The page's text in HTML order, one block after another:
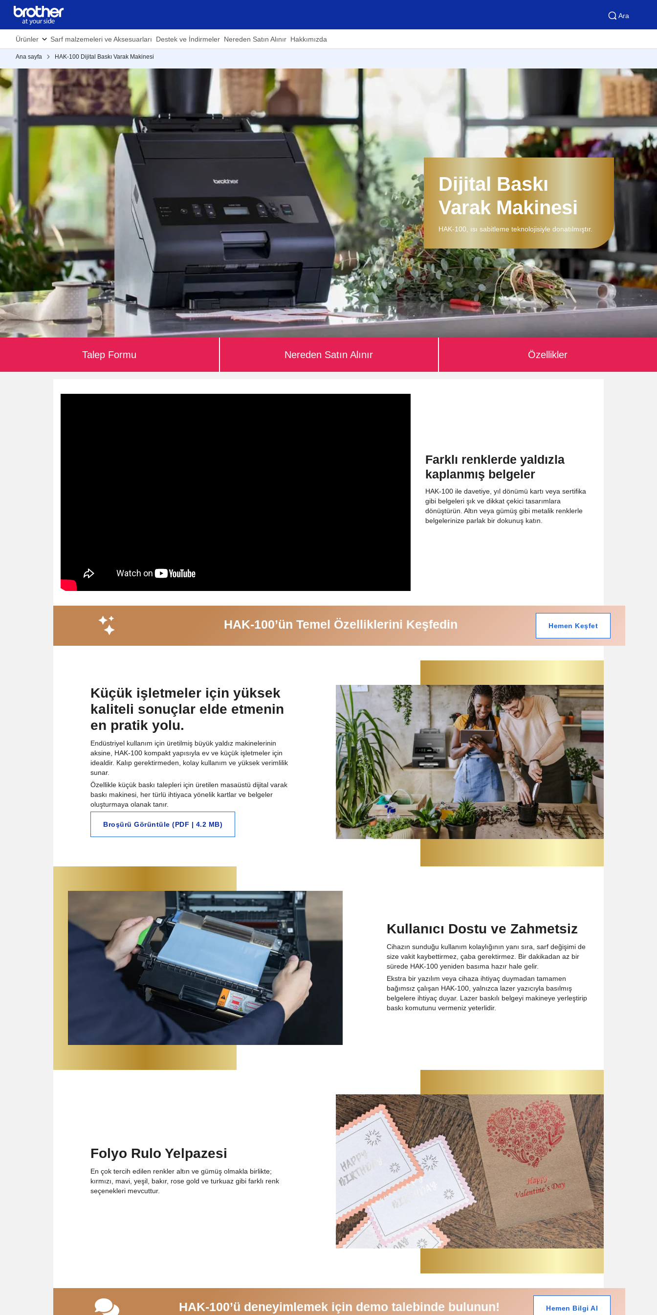
Ara
Ürünler Sarf malzemeleri ve Aksesuarları Destek ve İndirmeler Nereden Satın Alınır Hakkımızda
Ana sayfa HAK-100 Dijital Baskı Varak Makinesi
Dijital Baskı
Varak Makinesi
HAK-100, ısı sabitleme teknolojisiyle donatılmıştır.
Talep Formu Nereden Satın Alınır Özellikler
Farklı renklerde yaldızla
kaplanmış belgeler
HAK-100 ile davetiye, yıl dönümü kartı veya sertifika
gibi belgeleri şık ve dikkat çekici tasarımlara
dönüştürün. Altın veya gümüş gibi metalik renklerle
belgelerinize parlak bir dokunuş katın.
HAK-100’ün Temel Özelliklerini Keşfedin Hemen Keşfet
Küçük işletmeler için yüksek
kaliteli sonuçlar elde etmenin
en pratik yolu.
Endüstriyel kullanım için üretilmiş büyük yaldız makinelerinin
aksine, HAK-100 kompakt yapısıyla ev ve küçük işletmeler için
idealdir. Kalıp gerektirmeden, kolay kullanım ve yüksek verimlilik
sunar.
Özellikle küçük baskı talepleri için üretilen masaüstü dijital varak
baskı makinesi, her türlü ihtiyaca yönelik kartlar ve belgeler
oluşturmaya olanak tanır.
Broşürü Görüntüle (PDF | 4.2 MB)
Kullanıcı Dostu ve Zahmetsiz
Cihazın sunduğu kullanım kolaylığının yanı sıra, sarf değişimi de
size vakit kaybettirmez, çaba gerektirmez. Bir dakikadan az bir
sürede HAK-100 yeniden basıma hazır hale gelir.
Ekstra bir yazılım veya cihaza ihtiyaç duymadan tamamen
bağımsız çalışan HAK-100, yalnızca lazer yazıcıyla basılmış
belgelere ihtiyaç duyar. Lazer baskılı belgeyi makineye yerleştirip
baskı komutunu vermeniz yeterlidir.
Folyo Rulo Yelpazesi
En çok tercih edilen renkler altın ve gümüş olmakla birlikte;
kırmızı, mavi, yeşil, bakır, rose gold ve turkuaz gibi farklı renk
seçenekleri mevcuttur.
HAK-100’ü deneyimlemek için demo talebinde bulunun! Hemen Bilgi Al